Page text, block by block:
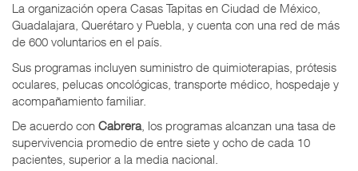
La organización opera Casas Tapitas en Ciudad de México,
Guadalajara, Querétaro y Puebla, y cuenta con una red de más
de 600 voluntarios en el país.
Sus programas incluyen suministro de quimioterapias, prótesis
oculares, pelucas oncológicas, transporte médico, hospedaje y
acompañamiento familiar.
De acuerdo con Cabrera, los programas alcanzan una tasa de
supervivencia promedio de entre siete y ocho de cada 10
pacientes, superior a la media nacional.